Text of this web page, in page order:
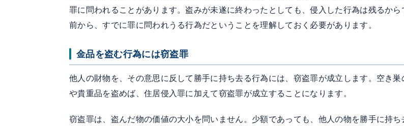
罪に問われることがあります。盗みが未遂に終わったとしても、侵入した行為は残るか
前から、すでに罪に問われうる行為だということを理解しておく必要があります。
金品を盗む行為には窃盗罪
他人の財物を、その意思に反して勝手に持ち去る行為には、窃盗罪が成立します。空き
や貴重品を盗めば、住居侵入罪に加えて窃盗罪が成立することになります。
窃盗罪は、盗んだ物の価値の大小を問いません。少額であっても、他人の物を勝手に持